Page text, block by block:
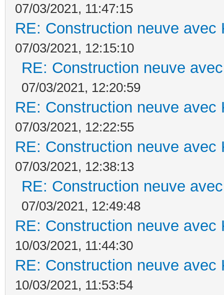
07/03/2021, 11:47:15
RE: Construction neuve avec
07/03/2021, 12:15:10
RE: Construction neuve
07/03/2021, 12:20:59
RE: Construction neuve avec
07/03/2021, 12:22:55
RE: Construction neuve avec
07/03/2021, 12:38:13
RE: Construction neuve
07/03/2021, 12:49:48
RE: Construction neuve avec
10/03/2021, 11:44:30
RE: Construction neuve avec
10/03/2021, 11:53:54